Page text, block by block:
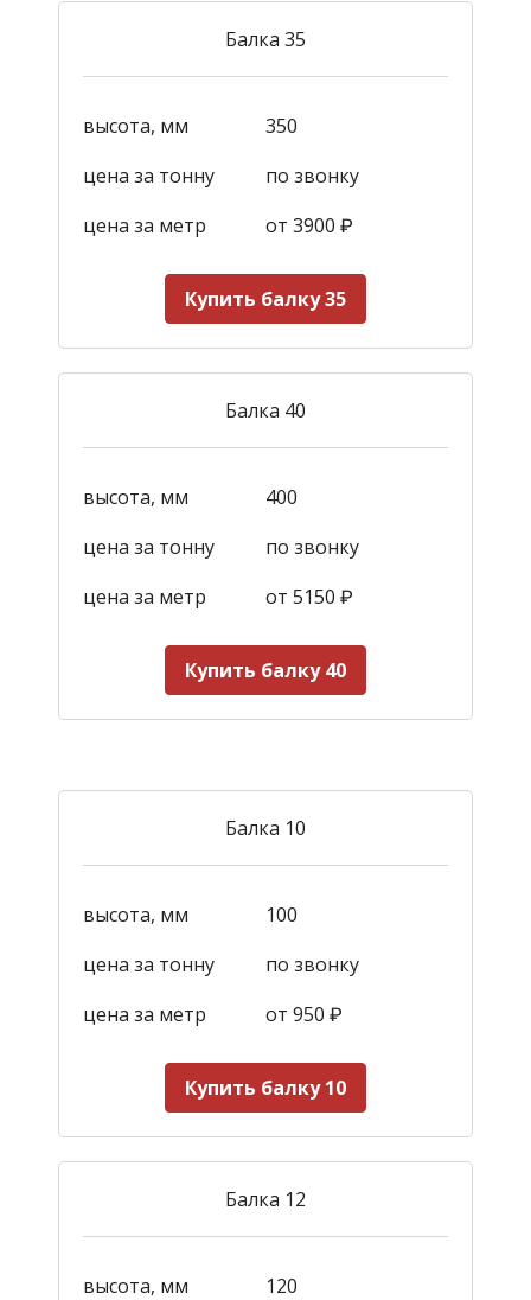
Балка 35
высота, мм
350
цена за тонну
по звонку
цена за метр
от 3900 ₽
Купить балку 35
Балка 40
высота, мм
400
цена за тонну
по звонку
цена за метр
от 5150 ₽
Купить балку 40
Балка 10
высота, мм
100
цена за тонну
по звонку
цена за метр
от 950 ₽
Купить балку 10
Балка 12
высота, мм
120